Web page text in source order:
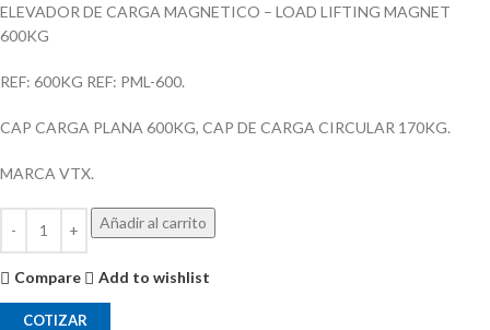
ELEVADOR DE CARGA MAGNETICO – LOAD LIFTING MAGNET
600KG
REF: 600KG REF: PML-600.
CAP CARGA PLANA 600KG, CAP DE CARGA CIRCULAR 170KG.
MARCA VTX.
Añadir al carrito
Compare Add to wishlist
COTIZAR